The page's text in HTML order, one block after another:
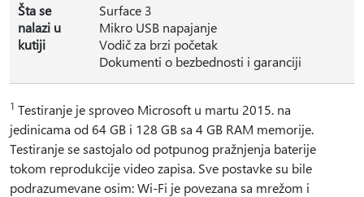
Šta se
nalazi u
kutiji
Surface 3
Mikro USB napajanje
Vodič za brzi početak
Dokumenti o bezbednosti i garanciji
1 Testiranje je sproveo Microsoft u martu 2015. na
jedinicama od 64 GB i 128 GB sa 4 GB RAM memorije.
Testiranje se sastojalo od potpunog pražnjenja baterije
tokom reprodukcije video zapisa. Sve postavke su bile
podrazumevane osim: Wi-Fi je povezana sa mrežom i